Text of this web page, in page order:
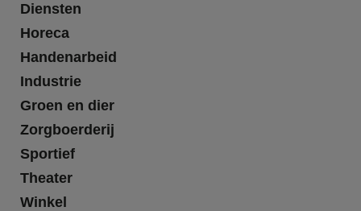
Diensten
Horeca
Handenarbeid
Industrie
Groen en dier
Zorgboerderij
Sportief
Theater
Winkel